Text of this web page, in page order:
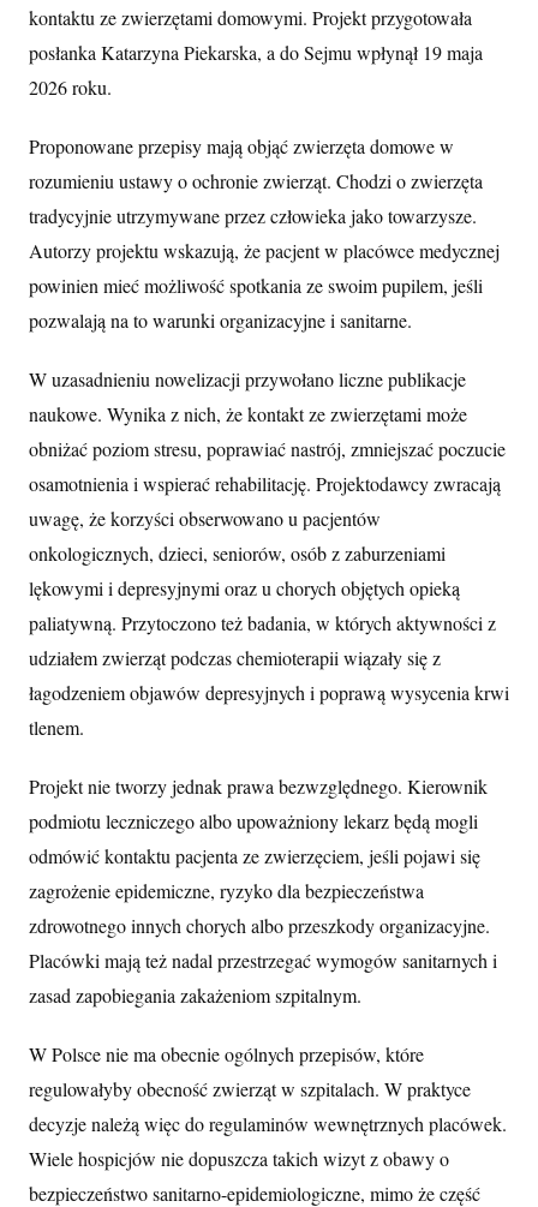
kontaktu ze zwierzętami domowymi. Projekt przygotowała
posłanka Katarzyna Piekarska, a do Sejmu wpłynął 19 maja
2026 roku.
Proponowane przepisy mają objąć zwierzęta domowe w
rozumieniu ustawy o ochronie zwierząt. Chodzi o zwierzęta
tradycyjnie utrzymywane przez człowieka jako towarzysze.
Autorzy projektu wskazują, że pacjent w placówce medycznej
powinien mieć możliwość spotkania ze swoim pupilem, jeśli
pozwalają na to warunki organizacyjne i sanitarne.
W uzasadnieniu nowelizacji przywołano liczne publikacje
naukowe. Wynika z nich, że kontakt ze zwierzętami może
obniżać poziom stresu, poprawiać nastrój, zmniejszać poczucie
osamotnienia i wspierać rehabilitację. Projektodawcy zwracają
uwagę, że korzyści obserwowano u pacjentów
onkologicznych, dzieci, seniorów, osób z zaburzeniami
lękowymi i depresyjnymi oraz u chorych objętych opieką
paliatywną. Przytoczono też badania, w których aktywności z
udziałem zwierząt podczas chemioterapii wiązały się z
łagodzeniem objawów depresyjnych i poprawą wysycenia krwi
tlenem.
Projekt nie tworzy jednak prawa bezwzględnego. Kierownik
podmiotu leczniczego albo upoważniony lekarz będą mogli
odmówić kontaktu pacjenta ze zwierzęciem, jeśli pojawi się
zagrożenie epidemiczne, ryzyko dla bezpieczeństwa
zdrowotnego innych chorych albo przeszkody organizacyjne.
Placówki mają też nadal przestrzegać wymogów sanitarnych i
zasad zapobiegania zakażeniom szpitalnym.
W Polsce nie ma obecnie ogólnych przepisów, które
regulowałyby obecność zwierząt w szpitalach. W praktyce
decyzje należą więc do regulaminów wewnętrznych placówek.
Wiele hospicjów nie dopuszcza takich wizyt z obawy o
bezpieczeństwo sanitarno-epidemiologiczne, mimo że część